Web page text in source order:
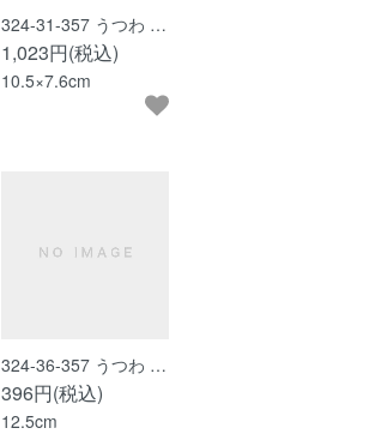
324-31-357 うつわ …
1,023円(税込)
10.5×7.6cm
324-36-357 うつわ …
396円(税込)
12.5cm